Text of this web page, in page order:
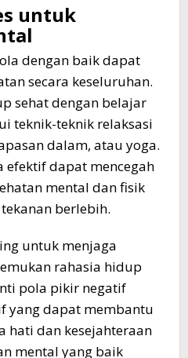
untuk
dengan baik dapat
secara keseluruhan.
sehat dengan belajar
teknik-teknik relaksasi
dalam, atau yoga.
efektif dapat mencegah
mental dan fisik
berlebih.
untuk menjaga
rahasia hidup
pola pikir negatif
yang dapat membantu
hati dan kesejahteraan
mental yang baik